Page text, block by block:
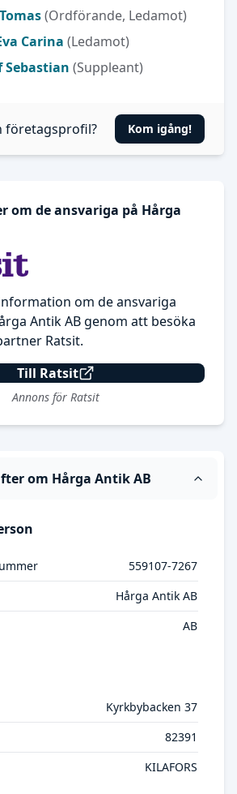
(Ordförande, Ledamot)
Carina (Ledamot)
Sebastian (Suppleant)
företagsprofil? Kom igång!
om de ansvariga på Hårga
om de ansvariga
Antik AB genom att besöka
Ratsit.
Till Ratsit
Annons för Ratsit
om Hårga Antik AB
559107-7267
Hårga Antik AB
AB
Kyrkbybacken 37
82391
KILAFORS